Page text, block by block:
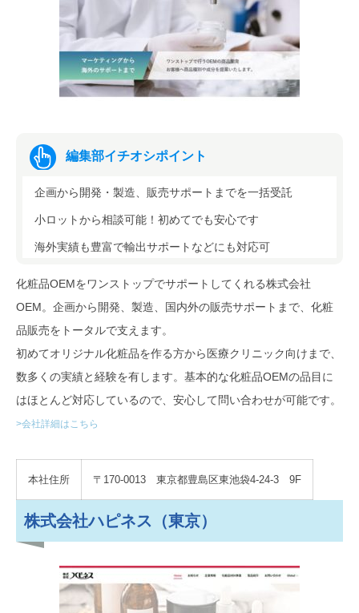
編集部イチオシポイント
企画から開発・製造、販売サポートまでを一括受託
小ロットから相談可能！初めてでも安心です
海外実績も豊富で輸出サポートなどにも対応可
化粧品OEMをワンストップでサポートしてくれる株式会社
OEM。企画から開発、製造、国内外の販売サポートまで、化粧
品販売をトータルで支えます。
初めてオリジナル化粧品を作る方から医療クリニック向けまで、
数多くの実績と経験を有します。基本的な化粧品OEMの品目に
はほとんど対応しているので、安心して問い合わせが可能です。
>会社詳細はこちら
本社住所 〒170-0013 東京都豊島区東池袋4-24-3 9F
株式会社ハピネス（東京）